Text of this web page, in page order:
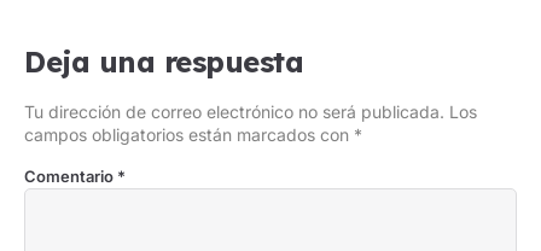
Deja una respuesta
Tu dirección de correo electrónico no será publicada. Los
campos obligatorios están marcados con *
Comentario *